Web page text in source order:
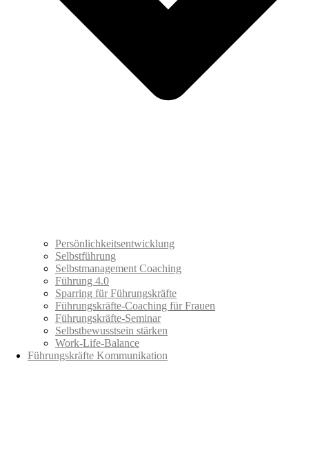
Persönlichkeitsentwicklung
Selbstführung
Selbstmanagement Coaching
Führung 4.0
Sparring für Führungskräfte
Führungskräfte-Coaching für Frauen
Führungskräfte-Seminar
Selbstbewusstsein stärken
Work-Life-Balance
Führungskräfte Kommunikation